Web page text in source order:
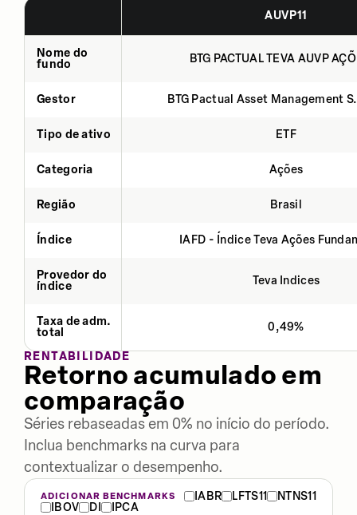
AUVP11
Nome do
fundo
BTG PACTUAL TEVA AUVP
Gestor BTG Pactual Asset Management
Tipo de ativo ETF
Categoria Ações
Região Brasil
Índice IAFD - Índice Teva Ações
Provedor do
índice
Teva Indices
Taxa de adm.
total
0,49%
RENTABILIDADE
Retorno acumulado em
comparação
Séries rebaseadas em 0% no início do período.
Inclua benchmarks na curva para
contextualizar o desempenho.
ADICIONAR BENCHMARKS IABR LFTS11
NTNS11
IBOV
DI
IPCA